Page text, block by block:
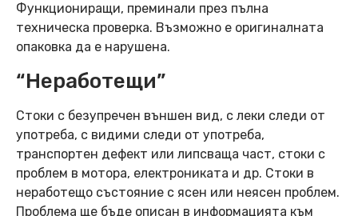
Функциониращи, преминали през пълна
техническа проверка. Възможно е оригиналната
опаковка да е нарушена.
“Неработещи”
Стоки с безупречен външен вид, с леки следи от
употреба, с видими следи от употреба,
транспортен дефект или липсваща част, стоки с
проблем в мотора, електрониката и др. Стоки в
неработещо състояние с ясен или неясен проблем.
Проблема ще бъде описан в информацията към